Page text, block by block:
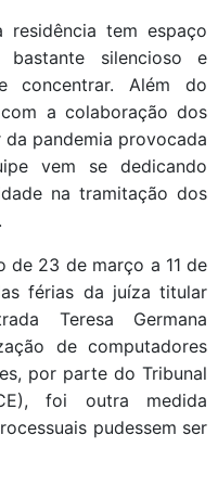
residência tem espaço
silencioso e
concentrar. Além do
a colaboração dos
da pandemia provocada
vem se dedicando
na tramitação dos
de 23 de março a 11 de
férias da juíza titular
Teresa Germana
de computadores
por parte do Tribunal
foi outra medida
pudessem ser